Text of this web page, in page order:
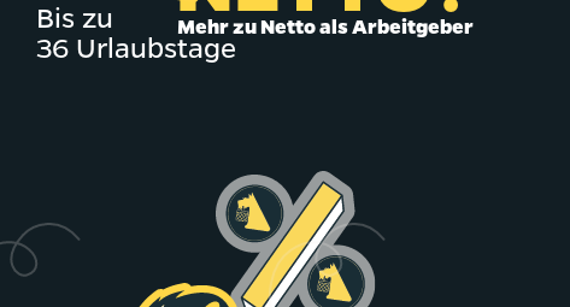
Mehr zu Netto als Arbeitgeber
Bis zu
36 Urlaubstage